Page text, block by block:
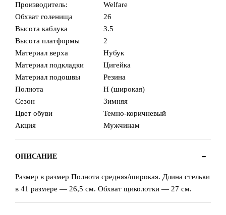
Производитель:
Welfare
Обхват голенища
26
Высота каблука
3.5
Высота платформы
2
Материал верха
Нубук
Материал подкладки
Цигейка
Материал подошвы
Резина
Полнота
H (широкая)
Сезон
Зимняя
Цвет обуви
Темно-коричневый
Акция
Мужчинам
ОПИСАНИЕ
Размер в размер Полнота средняя/широкая. Длина стельки
в 41 размере — 26,5 см. Обхват щиколотки — 27 см.